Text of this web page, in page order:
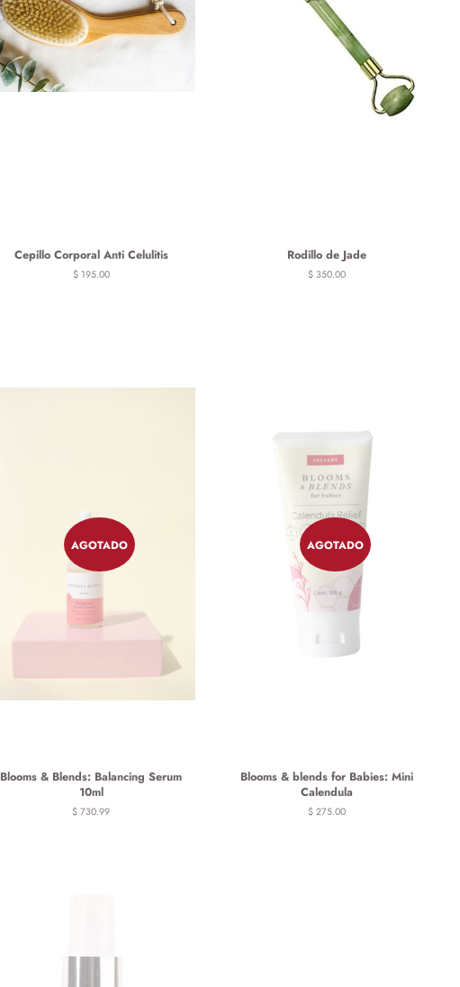
Cepillo Corporal Anti Celulitis
Precio
$ 195.00
Rodillo de Jade
Precio
$ 350.00
AGOTADO
Blooms & Blends: Balancing Serum
10ml
Precio
$ 730.99
AGOTADO
Blooms & blends for Babies: Mini
Calendula
Precio
$ 275.00